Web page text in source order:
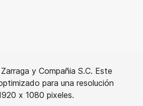
y Compañia S.C. Este
para una resolución
x 1080 pixeles.